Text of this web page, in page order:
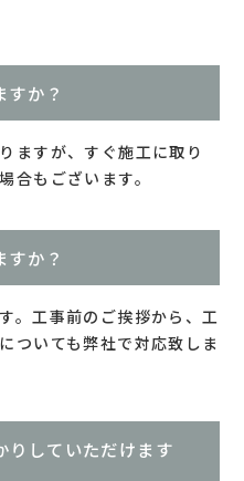
すか？
ますが、すぐ施工に取り
合もございます。
すか？
。工事前のご挨拶から、工
ついても弊社で対応致しま
りしていただけます